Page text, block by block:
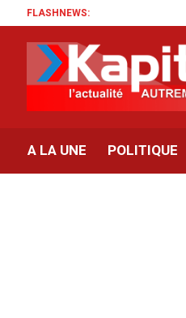
FLASHNEWS:
A LA UNE POLITIQUE